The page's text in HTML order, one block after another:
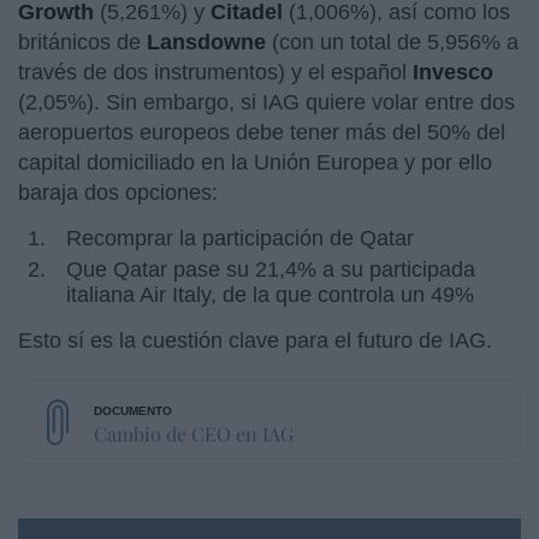
Growth (5,261%) y Citadel (1,006%), así como los
británicos de Lansdowne (con un total de 5,956% a
través de dos instrumentos) y el español Invesco
(2,05%). Sin embargo, si IAG quiere volar entre dos
aeropuertos europeos debe tener más del 50% del
capital domiciliado en la Unión Europea y por ello
baraja dos opciones:
Recomprar la participación de Qatar
Que Qatar pase su 21,4% a su participada
italiana Air Italy, de la que controla un 49%
Esto sí es la cuestión clave para el futuro de IAG.
Cambio de CEO en IAG